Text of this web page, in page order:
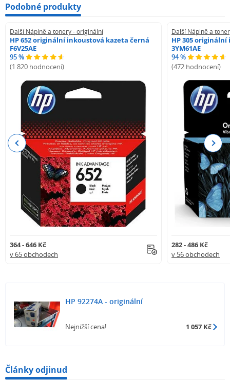
Podobné produkty
Další Náplně a tonery - originální
HP 652 originální inkoustová kazeta černá
F6V25AE
95 %
(1 820 hodnocení)
364 - 646 Kč
v 65 obchodech
Další Náplně a
HP 305
3YM61AE
94 %
(472 hodnocení)
282 - 486 Kč
v 56 obchodech
Previous Next
HP 92274A - originální
Nejnižší cena! 1 057 Kč
Články odjinud